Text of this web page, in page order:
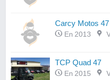
Carcy Motos 47
En 2013
TCP Quad 47
En 2015